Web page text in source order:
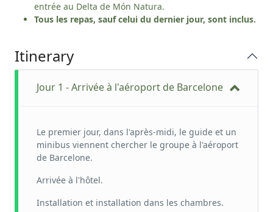
entrée au Delta de Món Natura.
Tous les repas, sauf celui du dernier jour, sont inclus.
Itinerary
Jour 1 - Arrivée à l'aéroport de Barcelone
Le premier jour, dans l'après-midi, le guide et un
minibus viennent chercher le groupe à l'aéroport
de Barcelone.
Arrivée à l'hôtel.
Installation et installation dans les chambres.